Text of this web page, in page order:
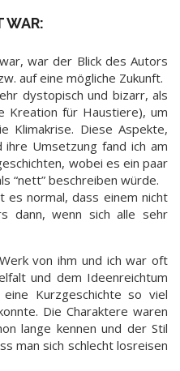
WAR:
war der Blick des Autors
auf eine mögliche Zukunft.
dystopisch und bizarr, als
Kreation für Haustiere), um
Klimakrise. Diese Aspekte,
Umsetzung fand ich am
wobei es ein paar
“nett” beschreiben würde.
es normal, dass einem nicht
dann, wenn sich alle sehr
von ihm und ich war oft
und dem Ideenreichtum
Kurzgeschichte so viel
Die Charaktere waren
lange kennen und der Stil
man sich schlecht losreisen